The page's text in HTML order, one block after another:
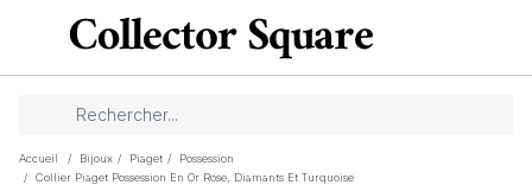
Accueil / Bijoux / Piaget /
Possession
/
Collier Piaget Possession En Or Rose, Diamants Et Turquoise